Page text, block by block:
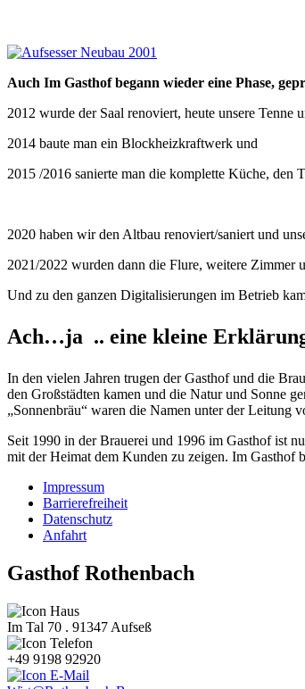
Auch Im Gasthof begann wieder eine Phase,
2012 wurde der Saal renoviert, heute unsere Tenne
2014 baute man ein Blockheizkraftwerk und
2015 /2016 sanierte man die komplette Küche, den
2020 haben wir den Altbau renoviert/saniert und
2021/2022 wurden dann die Flure, weitere Zimmer
Und zu den ganzen Digitalisierungen im Betrieb
Ach…ja .. eine kleine
In den vielen Jahren trugen der Gasthof und die
den Großstädten kamen und die Natur und Sonne
„Sonnenbräu“ waren die Namen unter der Leitung
Seit 1990 in der Brauerei und 1996 im Gasthof ist
mit der Heimat dem Kunden zu zeigen. Im Gasthof
Impressum
Barrierefreiheit
Datenschutz
Anfahrt
Gasthof Rothenbach
Im Tal 70 . 91347 Aufseß
+49 9198 92920